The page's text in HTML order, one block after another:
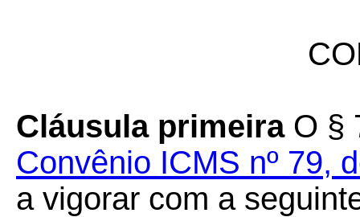
Cláusula primeiraO §
Convênio ICMS nº 79,
a vigorar com a